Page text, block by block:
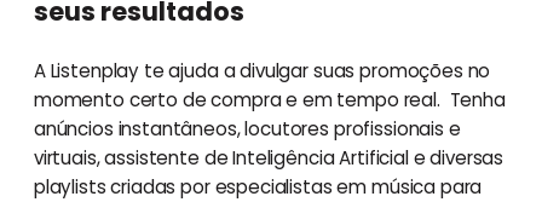
seus resultados
A Listenplay te ajuda a divulgar suas promoções no
momento certo de compra e em tempo real. Tenha
anúncios instantâneos, locutores profissionais e
virtuais, assistente de Inteligência Artificial e diversas
playlists criadas por especialistas em música para